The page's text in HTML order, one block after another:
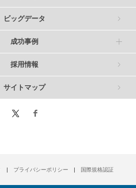
ビッグデータ
成功事例
採用情報
サイトマップ
プライバシーポリシー 国際規格認証